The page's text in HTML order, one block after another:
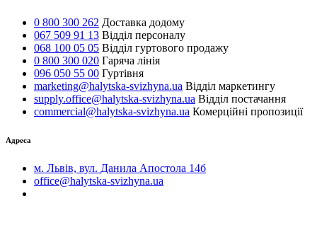
0 800 300 262 Доставка додому
067 509 91 13 Відділ персоналу
068 100 05 05 Відділ гуртового продажу
0 800 300 020 Гаряча лінія
096 050 55 00 Гуртівня
marketing@halytska-svizhyna.ua Відділ маркетингу
supply.office@halytska-svizhyna.ua Відділ постачання
commercial@halytska-svizhyna.ua Комерційні пропозиції
Адреса
м. Львів, вул. Данила Апостола 14б
office@halytska-svizhyna.ua